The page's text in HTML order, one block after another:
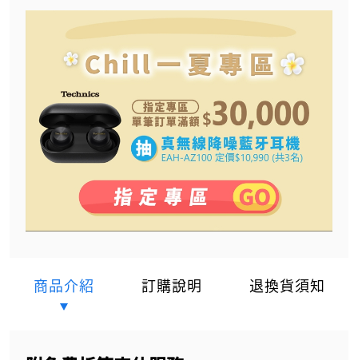
商品介紹 訂購說明 退換貨須知